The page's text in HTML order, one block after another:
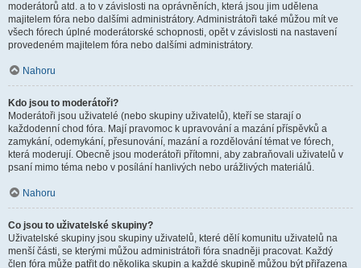
moderátorů atd. a to v závislosti na oprávněních, která jsou jim udělena
majitelem fóra nebo dalšími administrátory. Administrátoři také můžou mít ve
všech fórech úplné moderátorské schopnosti, opět v závislosti na nastavení
provedeném majitelem fóra nebo dalšími administrátory.
Nahoru
Kdo jsou to moderátoři?
Moderátoři jsou uživatelé (nebo skupiny uživatelů), kteří se starají o
každodenní chod fóra. Mají pravomoc k upravování a mazání příspěvků a
zamykání, odemykání, přesunování, mazání a rozdělování témat ve fórech,
která moderují. Obecně jsou moderátoři přítomni, aby zabraňovali uživatelů v
psaní mimo téma nebo v posílání hanlivých nebo urážlivých materiálů.
Nahoru
Co jsou to uživatelské skupiny?
Uživatelské skupiny jsou skupiny uživatelů, které dělí komunitu uživatelů na
menší části, se kterými můžou administrátoři fóra snadněji pracovat. Každý
člen fóra může patřit do několika skupin a každé skupině můžou být přiřazena